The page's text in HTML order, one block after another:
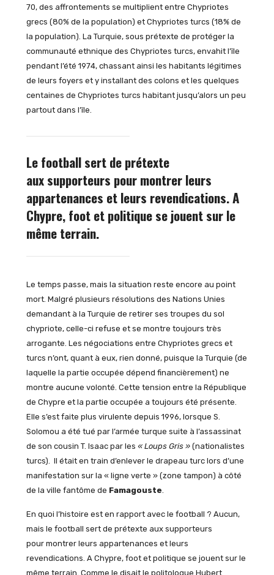
70, des affrontements se multiplient entre Chypriotes
grecs (80% de la population) et Chypriotes turcs (18% de
la population). La Turquie, sous prétexte de protéger la
communauté ethnique des Chypriotes turcs, envahit l’île
pendant l’été 1974, chassant ainsi les habitants légitimes
de leurs foyers et y installant des colons et les quelques
centaines de Chypriotes turcs habitant jusqu’alors un peu
partout dans l’île.
Le football sert de prétexte
aux supporteurs pour montrer leurs
appartenances et leurs revendications. A
Chypre, foot et politique se jouent sur le
même terrain.
Le temps passe, mais la situation reste encore au point
mort. Malgré plusieurs résolutions des Nations Unies
demandant à la Turquie de retirer ses troupes du sol
chypriote, celle-ci refuse et se montre toujours très
arrogante. Les négociations entre Chypriotes grecs et
turcs n’ont, quant à eux, rien donné, puisque la Turquie (de
laquelle la partie occupée dépend financièrement) ne
montre aucune volonté. Cette tension entre la République
de Chypre et la partie occupée a toujours été présente.
Elle s’est faite plus virulente depuis 1996, lorsque S.
Solomou a été tué par l’armée turque suite à l’assassinat
de son cousin T. Isaac par les « Loups Gris »(nationalistes
turcs). Il était en train d’enlever le drapeau turc lors d’une
manifestation sur la « ligne verte » (zone tampon) à côté
de la ville fantôme de Famagouste.
En quoi l’histoire est en rapport avec le football ? Aucun,
mais le football sert de prétexte aux supporteurs
pour montrer leurs appartenances et leurs
revendications. A Chypre, foot et politique se jouent sur le
même terrain. Comme le disait le politologue Hubert